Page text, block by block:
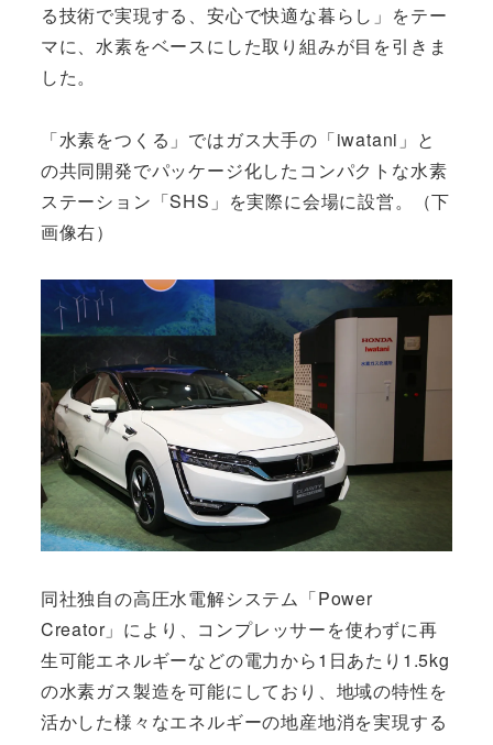
る技術で実現する、安心で快適な暮らし」をテー
マに、水素をベースにした取り組みが目を引きま
した。
「水素をつくる」ではガス大手の「iwatani」と
の共同開発でパッケージ化したコンパクトな水素
ステーション「SHS」を実際に会場に設営。（下
画像右）
同社独自の高圧水電解システム「Power
Creator」により、コンプレッサーを使わずに再
生可能エネルギーなどの電力から1日あたり1.5kg
の水素ガス製造を可能にしており、地域の特性を
活かした様々なエネルギーの地産地消を実現する